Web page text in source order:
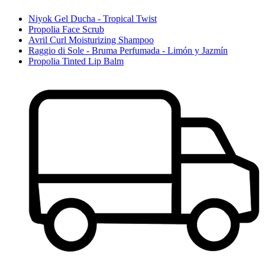
Niyok Gel Ducha - Tropical Twist
Propolia Face Scrub
Avril Curl Moisturizing Shampoo
Raggio di Sole - Bruma Perfumada - Limón y Jazmín
Propolia Tinted Lip Balm